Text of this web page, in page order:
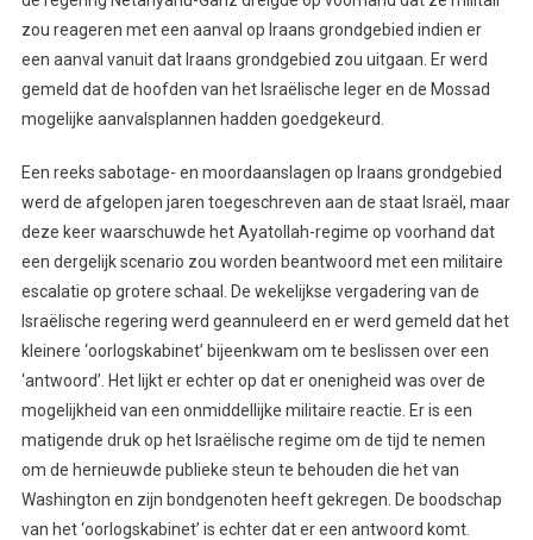
zou reageren met een aanval op Iraans grondgebied indien er
een aanval vanuit dat Iraans grondgebied zou uitgaan. Er werd
gemeld dat de hoofden van het Israëlische leger en de Mossad
mogelijke aanvalsplannen hadden goedgekeurd.
Een reeks sabotage- en moordaanslagen op Iraans grondgebied
werd de afgelopen jaren toegeschreven aan de staat Israël, maar
deze keer waarschuwde het Ayatollah-regime op voorhand dat
een dergelijk scenario zou worden beantwoord met een militaire
escalatie op grotere schaal. De wekelijkse vergadering van de
Israëlische regering werd geannuleerd en er werd gemeld dat het
kleinere ‘oorlogskabinet’ bijeenkwam om te beslissen over een
‘antwoord’. Het lijkt er echter op dat er onenigheid was over de
mogelijkheid van een onmiddellijke militaire reactie. Er is een
matigende druk op het Israëlische regime om de tijd te nemen
om de hernieuwde publieke steun te behouden die het van
Washington en zijn bondgenoten heeft gekregen. De boodschap
van het ‘oorlogskabinet’ is echter dat er een antwoord komt.